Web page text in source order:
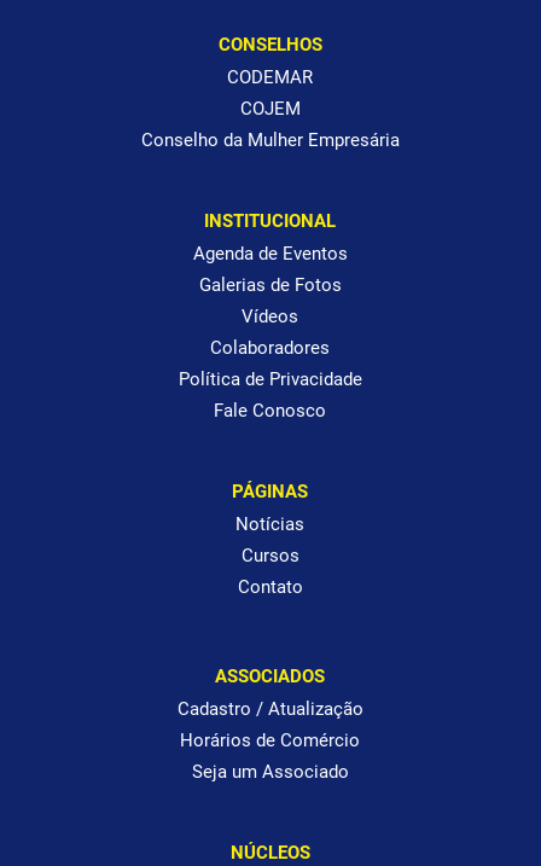
CONSELHOS
CODEMAR
COJEM
Conselho da Mulher Empresária
INSTITUCIONAL
Agenda de Eventos
Galerias de Fotos
Vídeos
Colaboradores
Política de Privacidade
Fale Conosco
PÁGINAS
Notícias
Cursos
Contato
ASSOCIADOS
Cadastro / Atualização
Horários de Comércio
Seja um Associado
NÚCLEOS